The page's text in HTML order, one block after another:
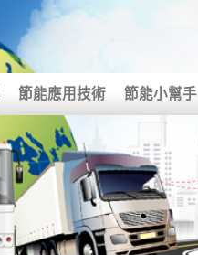
節能應用技術 節能小幫手